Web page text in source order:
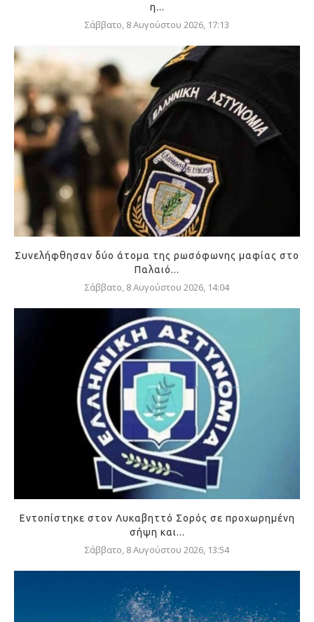
η...
Σάββατο, 8 Αυγούστου 2026, 17:13
Συνελήφθησαν δύο άτομα της ρωσόφωνης μαφίας στο
Παλαιό...
Σάββατο, 8 Αυγούστου 2026, 14:04
Εντοπίστηκε στον Λυκαβηττό Σορός σε προχωρημένη
σήψη και...
Σάββατο, 8 Αυγούστου 2026, 13:54